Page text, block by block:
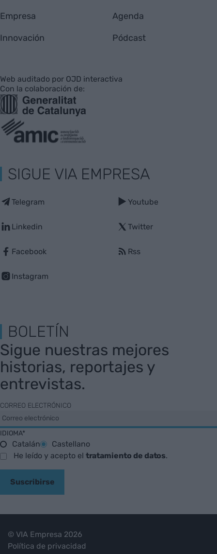
Empresa
Innovación
Agenda
Pódcast
Web auditado por OJD interactiva
Con la colaboración de:
SIGUE VIA EMPRESA
Telegram
Linkedin
Facebook
Instagram
Youtube
Twitter
Rss
BOLETÍN
Sigue nuestras mejores
historias, reportajes y
entrevistas.
CORREO ELECTRÓNICO
IDIOMA*
Catalán
Castellano
He leído y acepto el tratamiento de datos.
Suscribirse
© VIA Empresa 2026
Política de privacidad